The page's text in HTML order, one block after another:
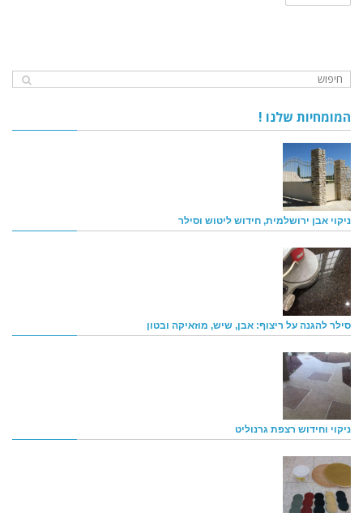
המומחיות שלנו !
ניקוי אבן ירושלמית, חידוש ליטוש וסילר
סילר להגנה על ריצוף: אבן, שיש, מוזאיקה ובטון
ניקוי וחידוש רצפת גרנוליט